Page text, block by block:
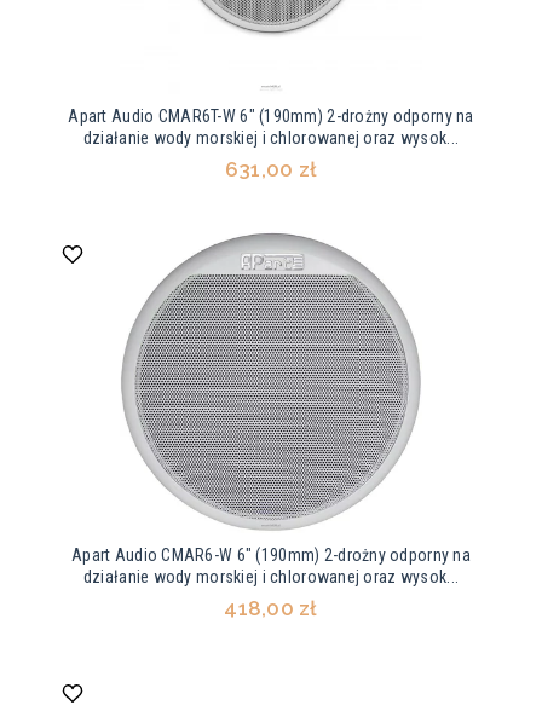
Apart Audio CMAR6T-W 6" (190mm) 2-drożny odporny na
działanie wody morskiej i chlorowanej oraz wysok...
631,00 zł
Apart Audio CMAR6-W 6" (190mm) 2-drożny odporny na
działanie wody morskiej i chlorowanej oraz wysok...
418,00 zł